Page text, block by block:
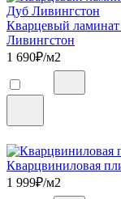
Кварцевый ламинат
Ливингстон
1 690₽/м2
Кварцвиниловая
1 999₽/м2